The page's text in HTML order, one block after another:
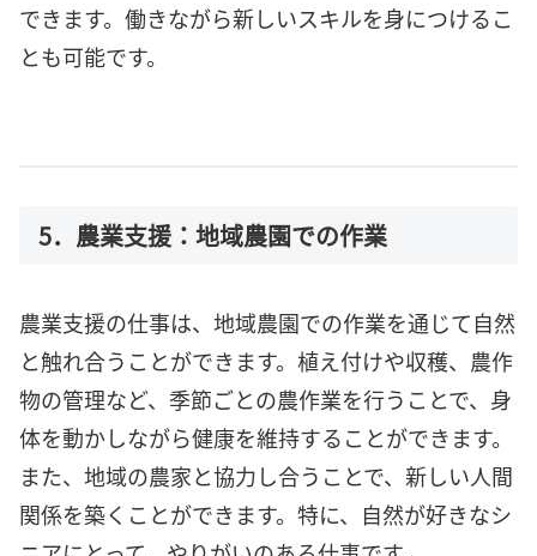
できます。働きながら新しいスキルを身につけるこ
とも可能です。
5．農業支援：地域農園での作業
農業支援の仕事は、地域農園での作業を通じて自然
と触れ合うことができます。植え付けや収穫、農作
物の管理など、季節ごとの農作業を行うことで、身
体を動かしながら健康を維持することができます。
また、地域の農家と協力し合うことで、新しい人間
関係を築くことができます。特に、自然が好きなシ